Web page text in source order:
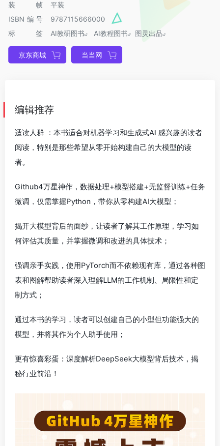
装帧
平装
ISBN编号
9787115666000
标签
AI教研图书 AI教程图书 图灵出品
京东商城 当当网
编辑推荐
适读人群 ：本书适合对机器学习和生成式AI 感兴趣的读者
阅读，特别是那些希望从零开始构建自己的大模型的读
者。
Github4万星神作，数据处理+模型搭建+无监督训练+任务
微调，仅需掌握Python，带你从零构建AI大模型；
揭开大模型背后的面纱，让读者了解其工作原理，学习如
何评估其质量，并掌握微调和改进的具体技术；
强调亲手实践，使用PyTorch而不依赖现有库，通过各种图
表和图解帮助读者深入理解LLM的工作机制、局限性和定
制方式；
通过本书的学习，读者可以创建自己的小型但功能强大的
模型，并将其作为个人助手使用；
更有惊喜彩蛋：深度解析DeepSeek大模型背后技术，揭
秘行业前沿！